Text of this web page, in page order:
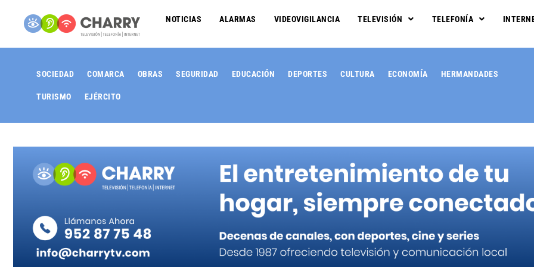
NOTICIAS ALARMAS VIDEOVIGILANCIA TELEVISIÓN TELEFONÍA
SOCIEDAD COMARCA OBRAS SEGURIDAD EDUCACIÓN DEPORTES CULTURA ECONOMÍA HERMANDADES
TURISMO EJÉRCITO